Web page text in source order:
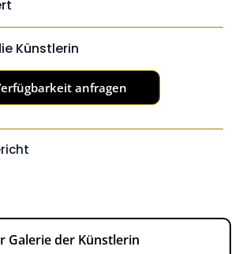
Künstlerin
anfragen
Galerie der Künstlerin